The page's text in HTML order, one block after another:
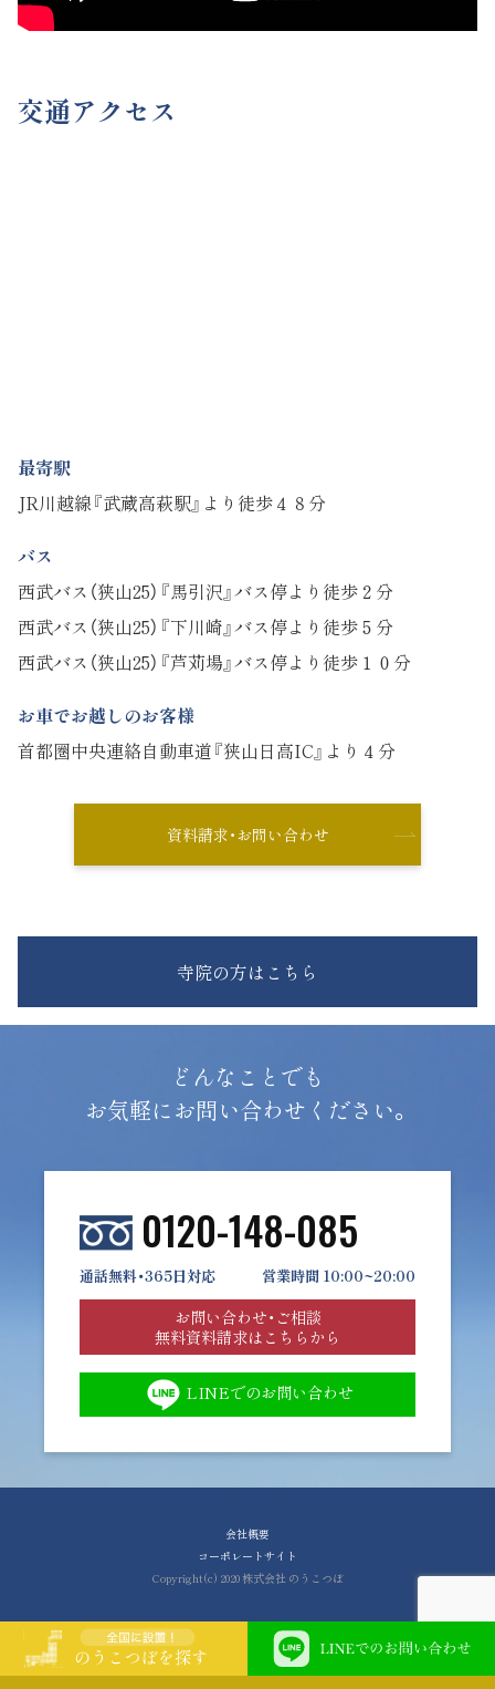
交通アクセス
最寄駅
JR川越線『武蔵高萩駅』より徒歩４８分
バス
西武バス（狭山25）『馬引沢』バス停より徒歩２分
西武バス（狭山25）『下川崎』バス停より徒歩５分
西武バス（狭山25）『芦苅場』バス停より徒歩１０分
お車でお越しのお客様
首都圏中央連絡自動車道『狭山日高IC』より４分
資料請求・お問い合わせ
寺院の方はこちら
どんなことでも
お気軽にお問い合わせください。
0120-148-085
通話無料・365日対応 営業時間 10:00~20:00
お問い合わせ・ご相談
無料資料請求はこちらから
LINEでのお問い合わせ
会社概要
コーポレートサイト
Copyright(c) 2020 株式会社 のうこつぼ